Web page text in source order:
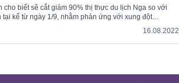
cho biết sẽ cắt giảm 90% thị thực du lịch Nga so với
tại kể từ ngày 1/9, nhằm phản ứng với xung đột
16.08.2022